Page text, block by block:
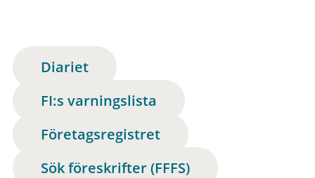
Diariet
FI:s varningslista
Företagsregistret
Sök föreskrifter (FFFS)